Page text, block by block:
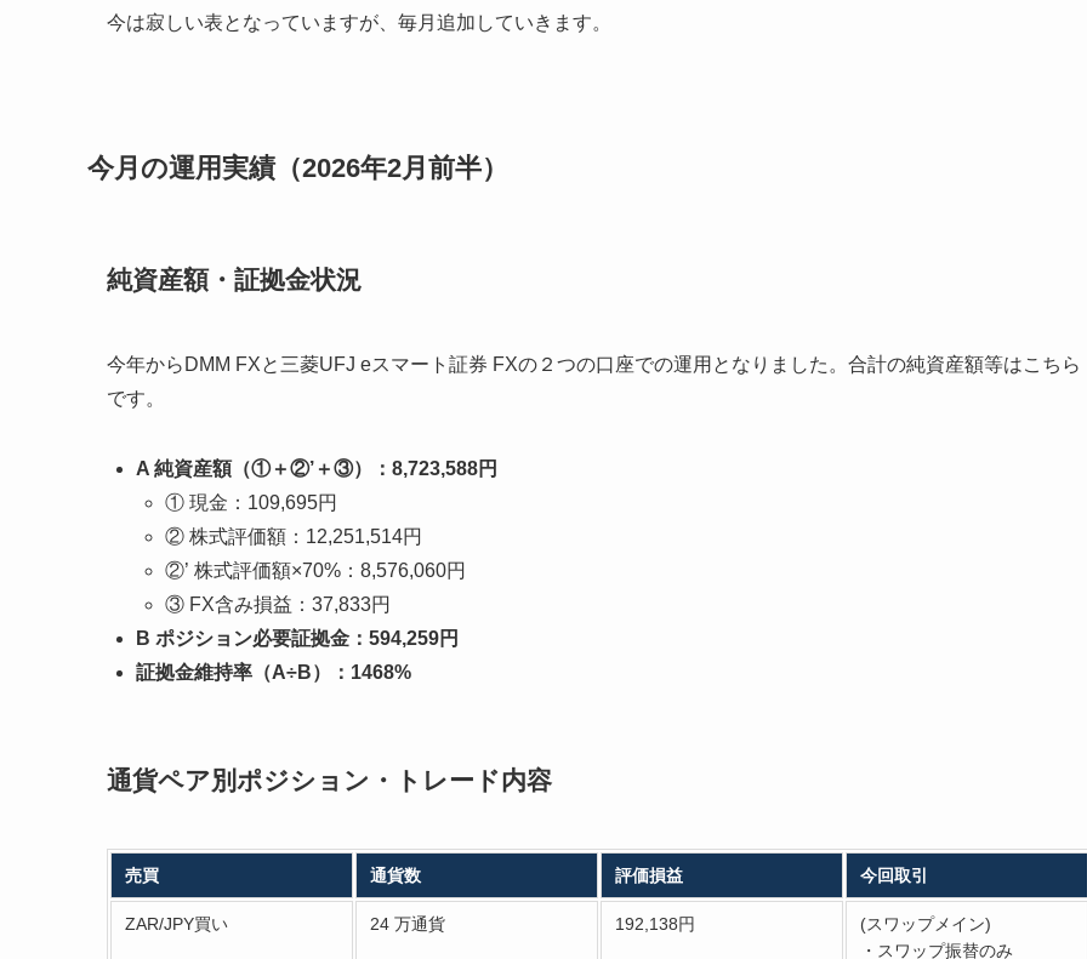
今は寂しい表となっていますが、毎月追加していきます。
今月の運用実績（2026年2月前半）
純資産額・証拠金状況
今年からDMM FXと三菱UFJ eスマート証券 FXの２つの口座での運用となりました。合計の純資産額等はこちら
です。
A 純資産額（①＋②’＋③）：8,723,588円
① 現金：109,695円
② 株式評価額：12,251,514円
②’ 株式評価額×70%：8,576,060円
③ FX含み損益：37,833円
B ポジション必要証拠金：594,259円
証拠金維持率（A÷B）：1468%
通貨ペア別ポジション・トレード内容
売買 通貨数 評価損益 今回取引
ZAR/JPY買い 24 万通貨 192,138円
(スワップメイン)
・スワップ振替のみ